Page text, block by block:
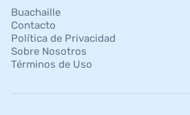
Buachaille
Contacto
Política de Privacidad
Sobre Nosotros
Términos de Uso